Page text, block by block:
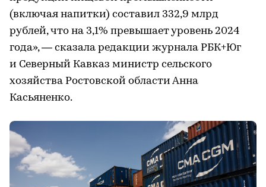
(включая напитки) составил 332,9 млрд
рублей, что на 3,1% превышает уровень 2024
года», — сказала редакции журнала РБК+Юг
и Северный Кавказ министр сельского
хозяйства Ростовской области Анна
Касьяненко.